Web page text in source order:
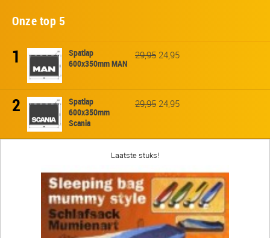
Onze top 5
1
Spatlap
600x350mm MAN
29,95 24,95
2
Spatlap
600x350mm
Scania
29,95 24,95
Laatste stuks!